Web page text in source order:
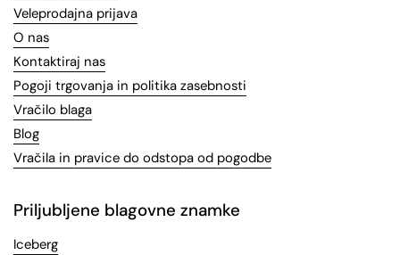
Veleprodajna prijava
O nas
Kontaktiraj nas
Pogoji trgovanja in politika zasebnosti
Vračilo blaga
Blog
Vračila in pravice do odstopa od pogodbe
Priljubljene blagovne znamke
Iceberg